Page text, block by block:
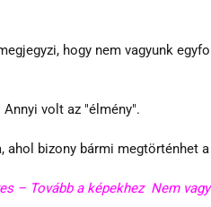
hogy nem vagyunk
volt az "élmény".
ahol bizony bármi megtörténhet
– Tovább a képekhez Nem